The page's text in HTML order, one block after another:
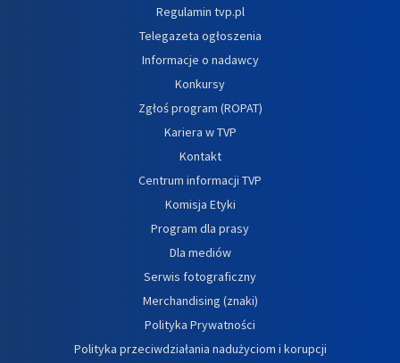
Regulamin tvp.pl
Telegazeta ogłoszenia
Informacje o nadawcy
Konkursy
Zgłoś program (ROPAT)
Kariera w TVP
Kontakt
Centrum informacji TVP
Komisja Etyki
Program dla prasy
Dla mediów
Serwis fotograficzny
Merchandising (znaki)
Polityka Prywatności
Polityka przeciwdziałania nadużyciom i korupcji